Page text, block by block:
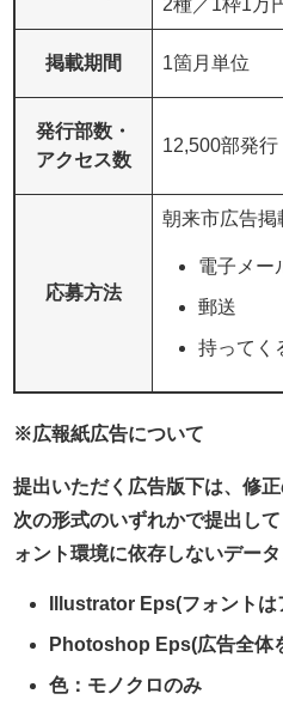
2種／1枠1万
掲載期間 1箇月単位
発行部数・
アクセス数
12,500部発行
応募方法
朝来市広告掲
電子メー
郵送
持ってく
※広報紙広告について
提出いただく広告版下は、修
次の形式のいずれかで提出し
ォント環境に依存しないデータ
Illustrator Eps(フォントは
Photoshop Eps(広告全体
色：モノクロのみ